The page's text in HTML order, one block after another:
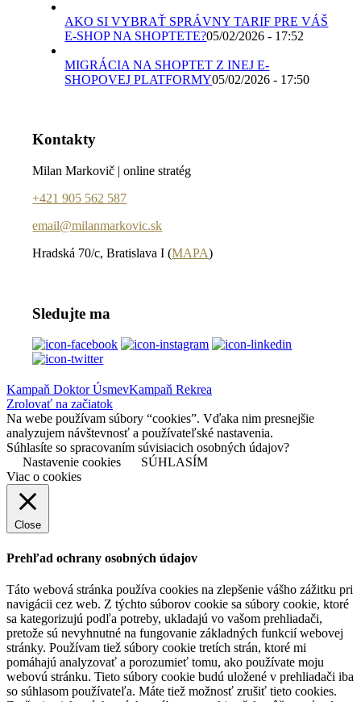
AKO SI VYBRAŤ SPRÁVNY TARIF PRE VÁŠ
E-SHOP NA SHOPTETE?05/02/2026 - 17:52
MIGRÁCIA NA SHOPTET Z INEJ E-
SHOPOVEJ PLATFORMY05/02/2026 - 17:50
Kontakty
Milan Markovič | online stratég
+421 905 562 587
email@milanmarkovic.sk
Hradská 70/c, Bratislava I (MAPA)
Sledujte ma
Kampaň Doktor ÚsmevKampaň Rekrea
Zrolovať na začiatok
Na webe používam súbory “cookies”. Vďaka nim presnejšie
analyzujem návštevnosť a používateľské nastavenia.
Súhlasíte so spracovaním súvisiacich osobných údajov?
Nastavenie cookies
SÚHLASÍM
Viac o cookies
Close
Prehľad ochrany osobných údajov
Táto webová stránka používa cookies na zlepšenie vášho zážitku pri
navigácii cez web. Z týchto súborov cookie sa súbory cookie, ktoré
sa kategorizujú podľa potreby, ukladajú vo vašom prehliadači,
pretože sú nevyhnutné na fungovanie základných funkcií webovej
stránky. Používam tiež súbory cookie tretích strán, ktoré mi
pomáhajú analyzovať a porozumieť tomu, ako používate moju
webovú stránku. Tieto súbory cookie budú uložené v prehliadači iba
so súhlasom používateľa. Máte tiež možnosť zrušiť tieto cookies.